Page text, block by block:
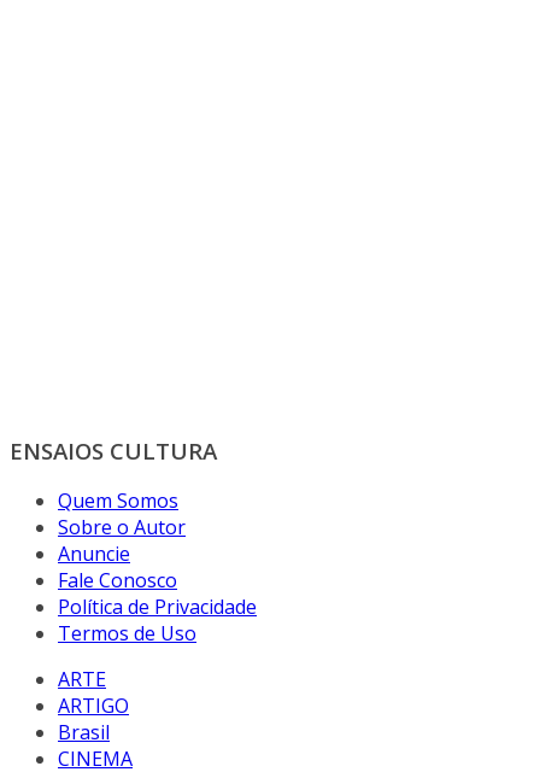
ENSAIOS CULTURA
Quem Somos
Sobre o Autor
Anuncie
Fale Conosco
Política de Privacidade
Termos de Uso
ARTE
ARTIGO
Brasil
CINEMA